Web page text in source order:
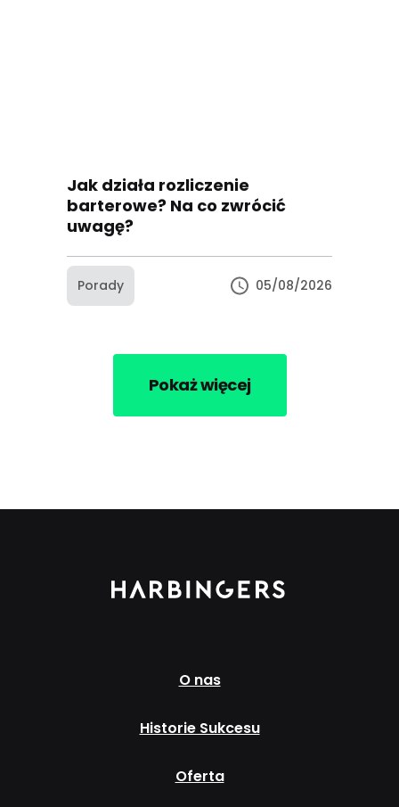
Jak działa rozliczenie
barterowe? Na co zwrócić
uwagę?
Porady 05/08/2026
Pokaż więcej
O nas
Historie Sukcesu
Oferta